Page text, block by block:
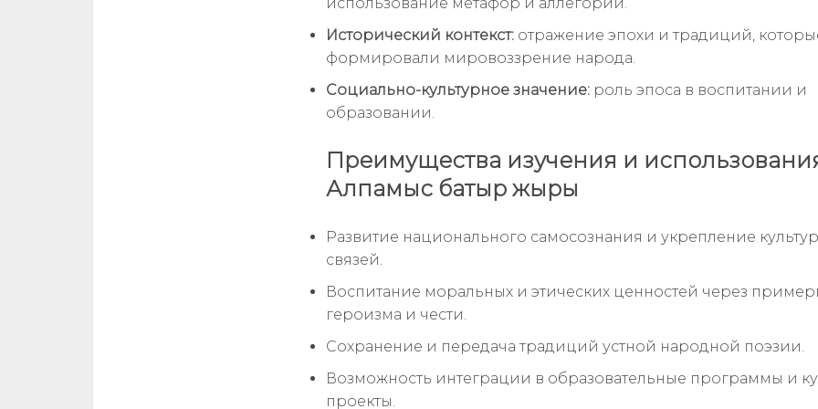
Исторический контекст: отражение эпохи и традиций,
формировали мировоззрение народа.
Социально-культурное значение: роль эпоса в воспитании и
образовании.
Преимущества изучения и
Алпамыс батыр жыры
Развитие национального самосознания и укрепление
связей.
Воспитание моральных и этических ценностей через
героизма и чести.
Сохранение и передача традиций устной народной поэзии.
Возможность интеграции в образовательные программы и
проекты.